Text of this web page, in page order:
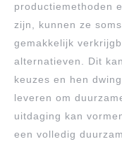
productiemethoden
zijn, kunnen ze
gemakkelijk
alternatieven. Dit
keuzes en hen
leveren om
uitdaging kan
een volledig